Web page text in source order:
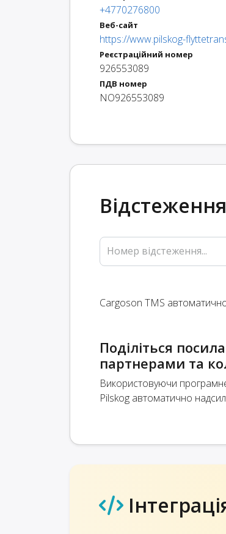
+4770276800
Веб-сайт
https://www.pilskog-
Реєстраційний номер
926553089
ПДВ номер
NO926553089
Номер відстеження...
Cargoson TMS
Поділіться
партнерами та
Використовуючи
Pilskog автоматично